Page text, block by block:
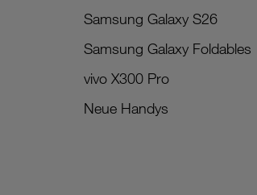
Samsung Galaxy S26
Samsung Galaxy Foldables
vivo X300 Pro
Neue Handys